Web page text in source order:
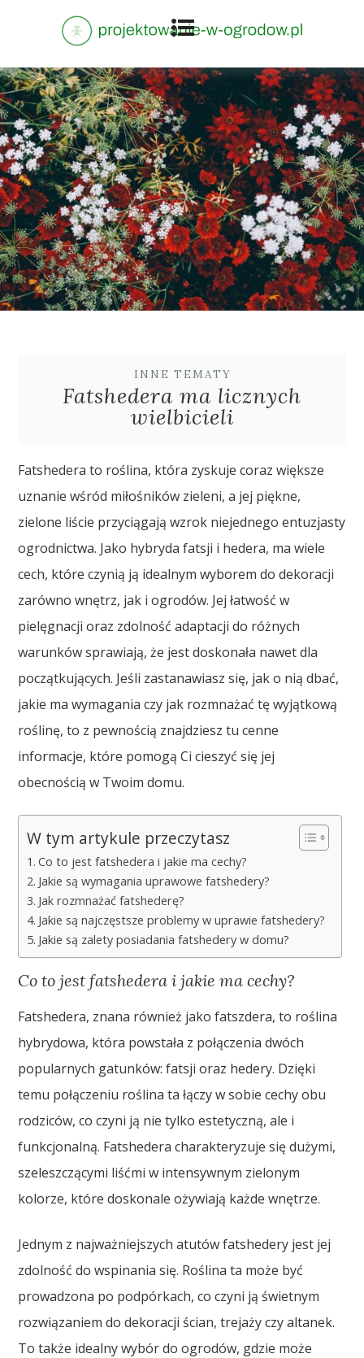
INNE TEMATY
Fatshedera ma licznych
wielbicieli
Fatshedera to roślina, która zyskuje coraz większe
uznanie wśród miłośników zieleni, a jej piękne,
zielone liście przyciągają wzrok niejednego entuzjasty
ogrodnictwa. Jako hybryda fatsji i hedera, ma wiele
cech, które czynią ją idealnym wyborem do dekoracji
zarówno wnętrz, jak i ogrodów. Jej łatwość w
pielęgnacji oraz zdolność adaptacji do różnych
warunków sprawiają, że jest doskonała nawet dla
początkujących. Jeśli zastanawiasz się, jak o nią dbać,
jakie ma wymagania czy jak rozmnażać tę wyjątkową
roślinę, to z pewnością znajdziesz tu cenne
informacje, które pomogą Ci cieszyć się jej
obecnością w Twoim domu.
W tym artykule przeczytasz
Co to jest fatshedera i jakie ma cechy?
Jakie są wymagania uprawowe fatshedery?
Jak rozmnażać fatshederę?
Jakie są najczęstsze problemy w uprawie fatshedery?
Jakie są zalety posiadania fatshedery w domu?
Co to jest fatshedera i jakie ma cechy?
Fatshedera, znana również jako fatszdera, to roślina
hybrydowa, która powstała z połączenia dwóch
popularnych gatunków: fatsji oraz hedery. Dzięki
temu połączeniu roślina ta łączy w sobie cechy obu
rodziców, co czyni ją nie tylko estetyczną, ale i
funkcjonalną. Fatshedera charakteryzuje się dużymi,
szeleszczącymi liśćmi w intensywnym zielonym
kolorze, które doskonale ożywiają każde wnętrze.
Jednym z najważniejszych atutów fatshedery jest jej
zdolność do wspinania się. Roślina ta może być
prowadzona po podpórkach, co czyni ją świetnym
rozwiązaniem do dekoracji ścian, trejaży czy altanek.
To także idealny wybór do ogrodów, gdzie może